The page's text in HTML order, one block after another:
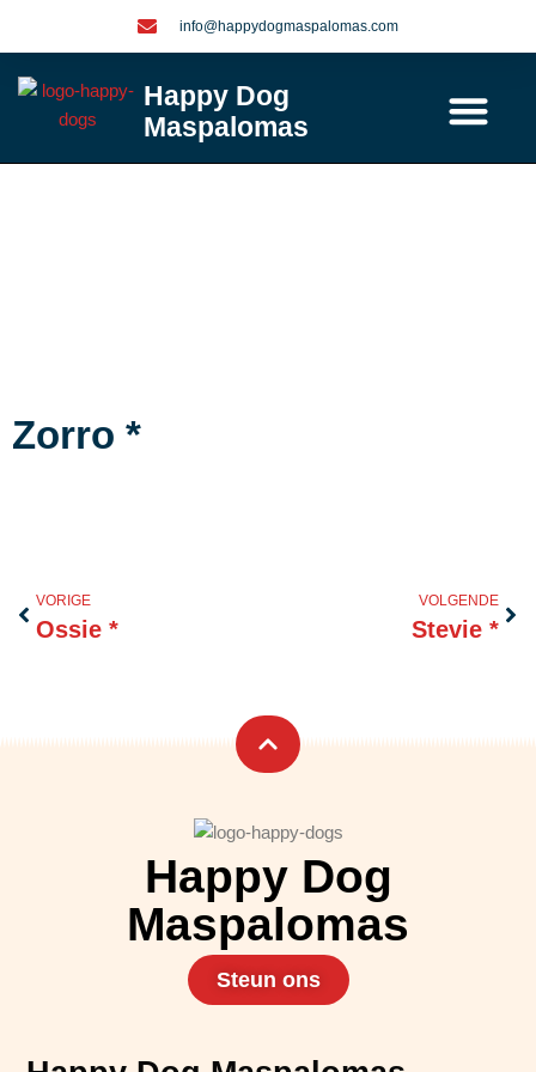
inhoud
info@happydogmaspalomas.com
Happy Dog
Maspalomas
Zorro *
Vorige
VORIGE
Ossie *
VOLGENDE
Stevie *
Happy Dog
Maspalomas
Steun ons